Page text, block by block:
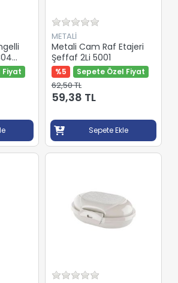
Fiyat
METALİ
Metali Cam Raf Etajeri
Şeffaf 2Li 5001
%5 Sepete Özel Fiyat
62,50 TL
59,38 TL
Sepete Ekle